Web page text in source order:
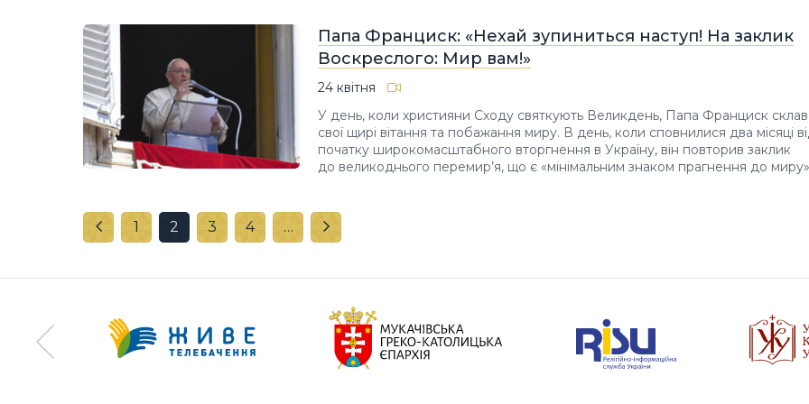
Папа Франциск: «Нехай зупиниться наступ! На заклик
Воскреслого: Мир вам!»
24 квітня
У день, коли християни Сходу святкують Великдень, Папа Франциск склав
свої щирі вітання та побажання миру. В день, коли сповнилися два місяці
початку широкомасштабного вторгнення в Україну, він повторив заклик
до великоднього перемир’я, що є «мінімальним знаком прагнення до
1 2 3 4 …